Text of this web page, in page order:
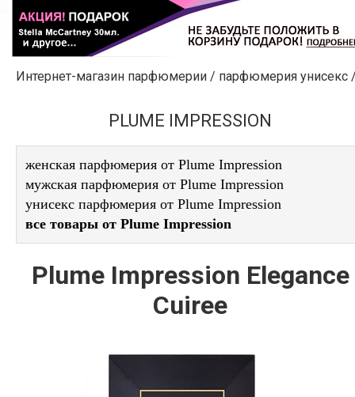
УНИСЕКС НАБОРЫ
УХОД ЗА ЛИЦОМ
УХОД ЗА ТЕЛОМ
ДЕКОРАТИВНАЯ КОСМЕТИКА
Интернет-магазин парфюмерии / парфюмерия унисекс
PLUME IMPRESSION
женская парфюмерия от Plume Impression
мужская парфюмерия от Plume Impression
унисекс парфюмерия от Plume Impression
все товары от Plume Impression
Plume Impression Elegance
Cuiree